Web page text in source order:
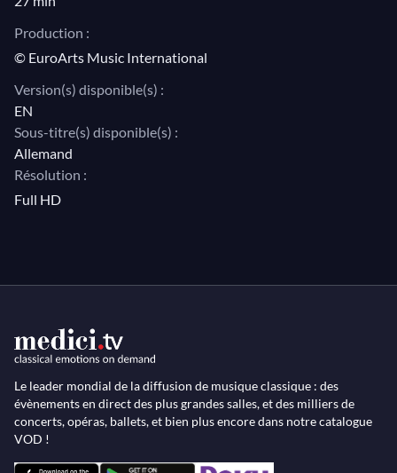
Production :
© EuroArts Music International
Version(s) disponible(s) :
EN
Sous-titre(s) disponible(s) :
Allemand
Résolution :
Full HD
Le leader mondial de la diffusion de musique classique : des
évènements en direct des plus grandes salles, et des milliers de
concerts, opéras, ballets, et bien plus encore dans notre catalogue
VOD !